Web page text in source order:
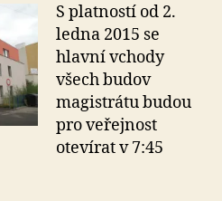
S platností od 2.
ledna 2015 se
hlavní vchody
všech budov
magistrátu budou
pro veřejnost
otevírat v 7:45